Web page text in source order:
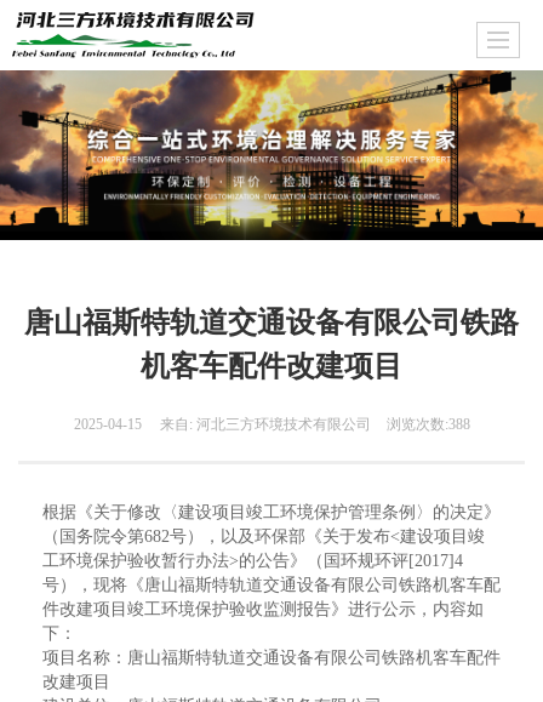
唐山福斯特轨道交通设备有限公司铁路
机客车配件改建项目
2025-04-15 来自: 河北三方环境技术有限公司 浏览次数:388
根据《关于修改〈建设项目竣工环境保护管理条例〉的决定》
（国务院令第682号），以及环保部《关于发布<建设项目竣
工环境保护验收暂行办法>的公告》（国环规环评[2017]4
号），现将《唐山福斯特轨道交通设备有限公司铁路机客车配
件改建项目竣工环境保护验收监测报告》进行公示，内容如
下：
项目名称：唐山福斯特轨道交通设备有限公司铁路机客车配件
改建项目